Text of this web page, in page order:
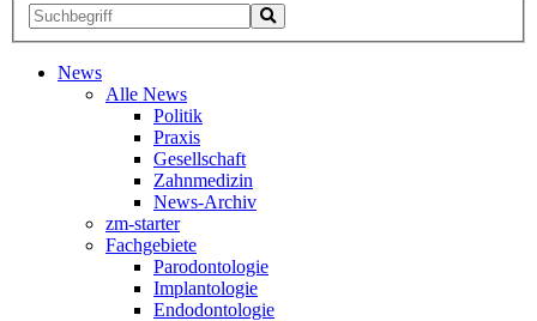
Suche
Suche
starten
News
Alle News
Politik
Praxis
Gesellschaft
Zahnmedizin
News-Archiv
zm-starter
Fachgebiete
Parodontologie
Implantologie
Endodontologie